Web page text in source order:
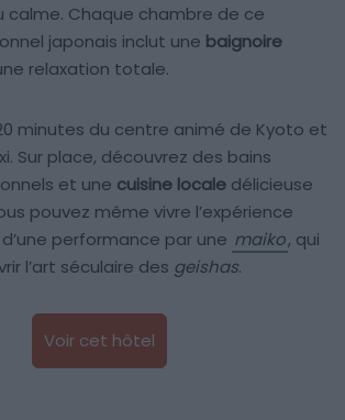
calme. Chaque chambre de ce
japonais inclut une baignoire
relaxation totale.
minutes du centre animé de Kyoto et
Sur place, découvrez des bains
et une cuisine locale délicieuse
pouvez même vivre l’expérience
performance par une maiko, qui
l’art séculaire des geishas.
Voir cet hôtel